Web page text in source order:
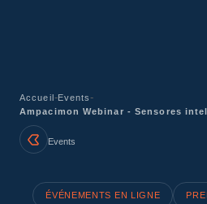
Accueil-Events-
Ampacimon Webinar - Sensores
Events
ÉVÉNEMENTS EN LIGNE